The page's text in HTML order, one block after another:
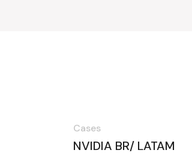
Cases
NVIDIA BR/ LATAM